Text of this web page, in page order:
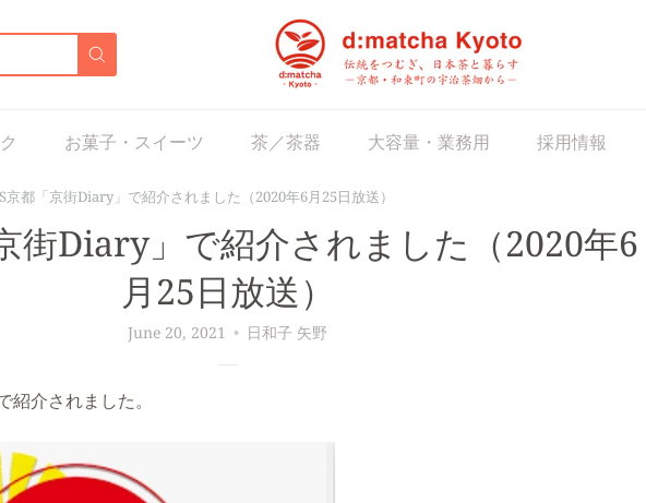
d:matcha Japan
お菓子・スイーツ 茶／茶器 大容量・業務用 採用情報
京都「京街Diary」で紹介されました（2020年6月25日放送）
街Diary」で紹介されました（2020年6
月25日放送）
June 20, 2021 日和子 矢野
介されました。